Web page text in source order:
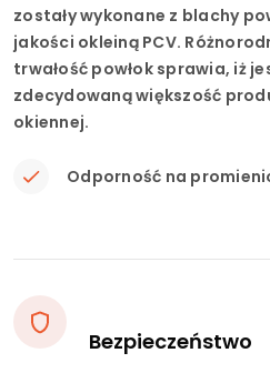
zostały wykonane z blachy
jakości okleiną PCV.
trwałość powłok sprawia, iż
zdecydowaną większość
okiennej.
Odporność na
Bezpieczeństwo